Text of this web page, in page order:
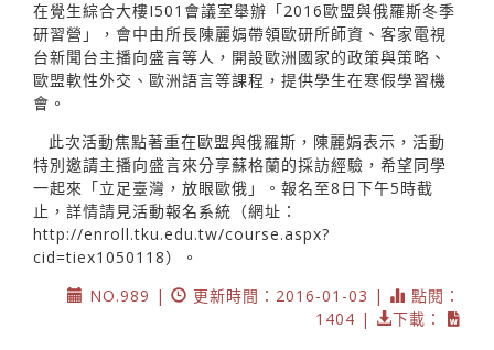
在覺生綜合大樓I501會議室舉辦「2016歐盟與俄羅斯冬季
研習營」，會中由所長陳麗娟帶領歐研所師資、客家電視
台新聞台主播向盛言等人，開設歐洲國家的政策與策略、
歐盟軟性外交、歐洲語言等課程，提供學生在寒假學習機
會。
此次活動焦點著重在歐盟與俄羅斯，陳麗娟表示，活動
特別邀請主播向盛言來分享蘇格蘭的採訪經驗，希望同學
一起來「立足臺灣，放眼歐俄」。報名至8日下午5時截
止，詳情請見活動報名系統（網址：
http://enroll.tku.edu.tw/course.aspx?
cid=tiex1050118）。
NO.989 |
更新時間：2016-01-03 |
點閱：
1404 |
下載：